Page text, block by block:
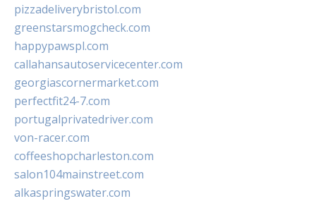
pizzadeliverybristol.com
greenstarsmogcheck.com
happypawspl.com
callahansautoservicecenter.com
georgiascornermarket.com
perfectfit24-7.com
portugalprivatedriver.com
von-racer.com
coffeeshopcharleston.com
salon104mainstreet.com
alkaspringswater.com